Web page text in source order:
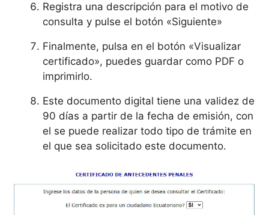
Registra una descripción para el motivo de
consulta y pulse el botón «Siguiente»
Finalmente, pulsa en el botón «Visualizar
certificado», puedes guardar como PDF o
imprimirlo.
Este documento digital tiene una validez de
90 días a partir de la fecha de emisión, con
el se puede realizar todo tipo de trámite en
el que sea solicitado este documento.